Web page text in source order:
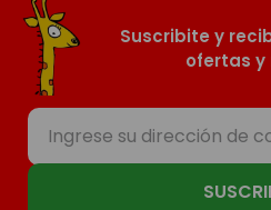
Suscribite y
ofertas y